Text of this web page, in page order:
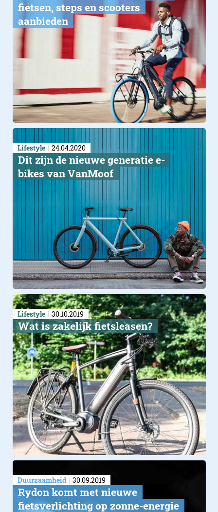
Navigeren met je jas
fietsen, steps en scooters
aanbieden
Lifestyle 24.04.2020
Dit zijn de nieuwe generatie e-
bikes van VanMoof
Lifestyle 30.10.2019
Wat is zakelijk fietsleasen?
Duurzaamheid 30.09.2019
Rydon komt met nieuwe
fietsverlichting op zonne-energie